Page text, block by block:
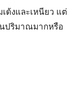
ด้งและเหนียว แต่
ปริมาณมากหรือ